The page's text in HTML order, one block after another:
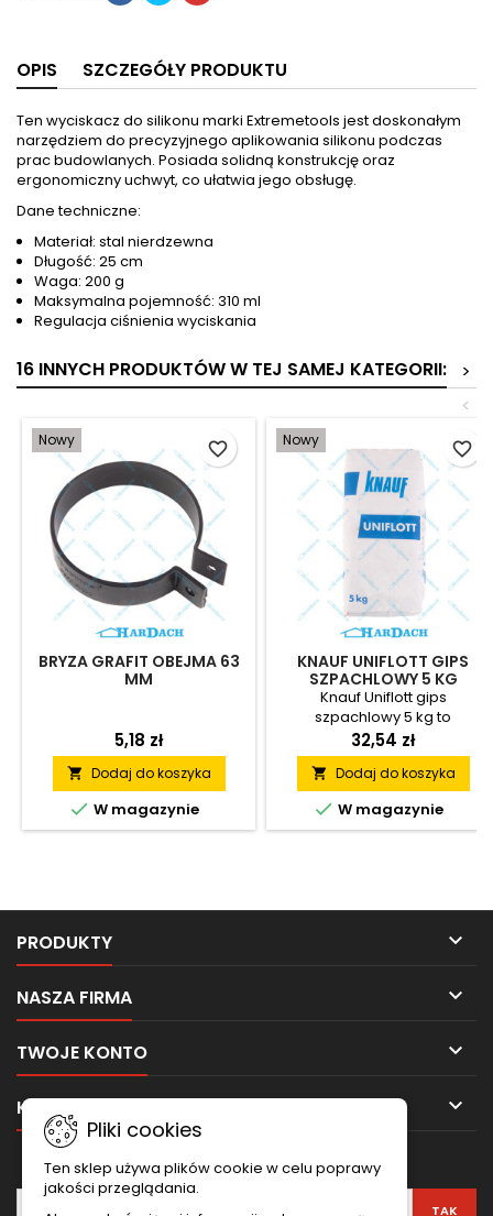
OPIS SZCZEGÓŁY PRODUKTU
Ten wyciskacz do silikonu marki Extremetools jest doskonałym
narzędziem do precyzyjnego aplikowania silikonu podczas
prac budowlanych. Posiada solidną konstrukcję oraz
ergonomiczny uchwyt, co ułatwia jego obsługę.
Dane techniczne:
Materiał: stal nierdzewna
Długość: 25 cm
Waga: 200 g
Maksymalna pojemność: 310 ml
Regulacja ciśnienia wyciskania
16 INNYCH PRODUKTÓW W TEJ SAMEJ KATEGORII:
>
<
Nowy
BRYZA GRAFIT OBEJMA 63
MM
5,18 zł
 Dodaj do koszyka
 W magazynie
favorite_border Nowy
KNAUF UNIFLOTT GIPS
SZPACHLOWY 5 KG
Knauf Uniflott gips
szpachlowy 5 kg to
profesjonalna masa do
spoinowania płyt GK, która
zapewnia trwałe połączenia,
wysoką przyczepność i
komfortową aplikację. Dzięki
sprawdzonym
zabudową oraz
wykończeniem wnętrz.
32,54 zł
 Dodaj do koszyka
 W magazynie
favorite_border
PRODUKTY 
NASZA FIRMA 
TWOJE KONTO 
KONTAKT 
Pliki cookies
Ten sklep używa plików cookie w celu poprawy
jakości przeglądania.
NEWSLETTER